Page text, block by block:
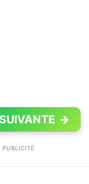
→
PUBLICITÉ